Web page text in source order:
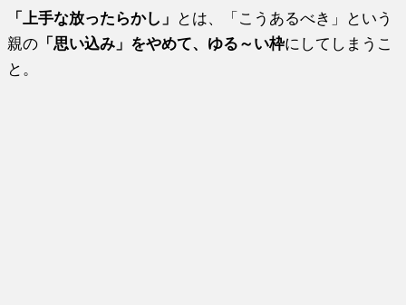
「上手な放ったらかし」
とは、「こうあるべき」という
親の 「思い込み」をやめて、ゆる～い枠にしてしまうこ
と。